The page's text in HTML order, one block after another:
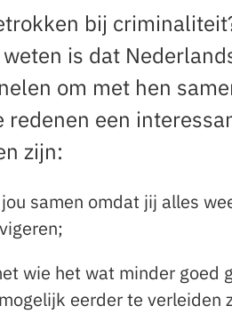
bij
is dat
om met hen
een
zijn:
samen omdat jij alles
wie het wat minder goed
eerder te verleiden